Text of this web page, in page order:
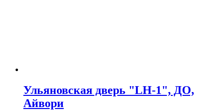
Ульяновская дверь "LH-1", ДО,
Айвори